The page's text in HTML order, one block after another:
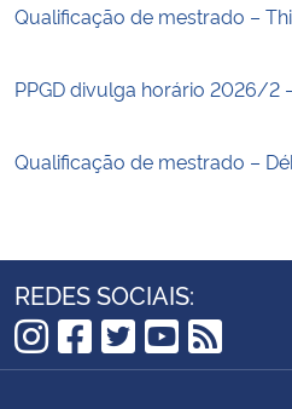
Qualificação de mestrado –
PPGD divulga horário 2026/2
Qualificação de mestrado –
REDES SOCIAIS:
Instagram
Facebook
TwitterRSS